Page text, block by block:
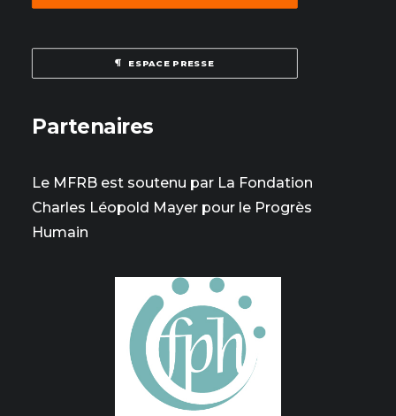
ESPACE PRESSE
Partenaires
Le MFRB est soutenu par La Fondation
Charles Léopold Mayer pour le Progrès
Humain